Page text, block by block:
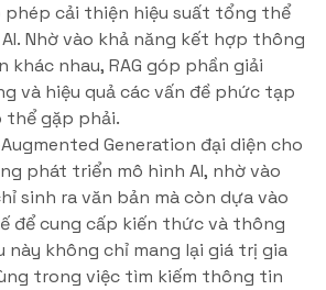
phép cải thiện hiệu suất tổng thể
Nhờ vào khả năng kết hợp thông
nhau, RAG góp phần giải
và hiệu quả các vấn đề phức tạp
thể gặp phải.
Generation đại diện cho
phát triển mô hình AI, nhờ vào
sinh ra văn bản mà còn dựa vào
để cung cấp kiến thức và thông
này không chỉ mang lại giá trị gia
trong việc tìm kiếm thông tin